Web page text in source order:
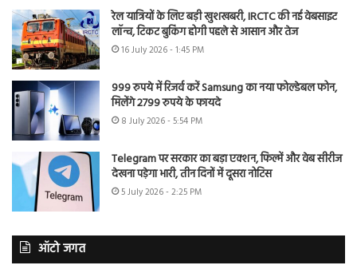
रेल यात्रियों के लिए बड़ी खुशखबरी, IRCTC की नई वेबसाइट
लॉन्च, टिकट बुकिंग होगी पहले से आसान और तेज
16 July 2026 - 1:45 PM
999 रुपये में रिजर्व करें Samsung का नया फोल्डेबल फोन,
मिलेंगे 2799 रुपये के फायदे
8 July 2026 - 5:54 PM
Telegram पर सरकार का बड़ा एक्शन, फिल्में और वेब सीरीज
देखना पड़ेगा भारी, तीन दिनों में दूसरा नोटिस
5 July 2026 - 2:25 PM
ऑटो जगत